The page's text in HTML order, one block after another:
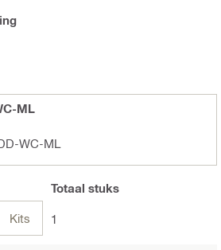
ML
WC-ML
Kits
Totaal stuks
1